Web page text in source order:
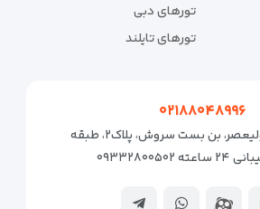
تورهای دبی
تورهای تایلند
۰۲۱۸۸۰۴۸۹۹۶
بهجت اباد، خیابان ولیعصر، بن بست سروش، پلاک۲، طبقه